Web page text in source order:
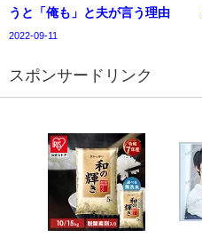
うと「俺も」と夫が言う理由
2022-09-11
スポンサードリンク